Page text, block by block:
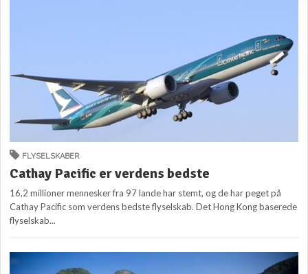
FLYSELSKABER
Cathay Pacific er verdens bedste
16,2 millioner mennesker fra 97 lande har stemt, og de har peget på
Cathay Pacific som verdens bedste flyselskab. Det Hong Kong baserede
flyselskab...